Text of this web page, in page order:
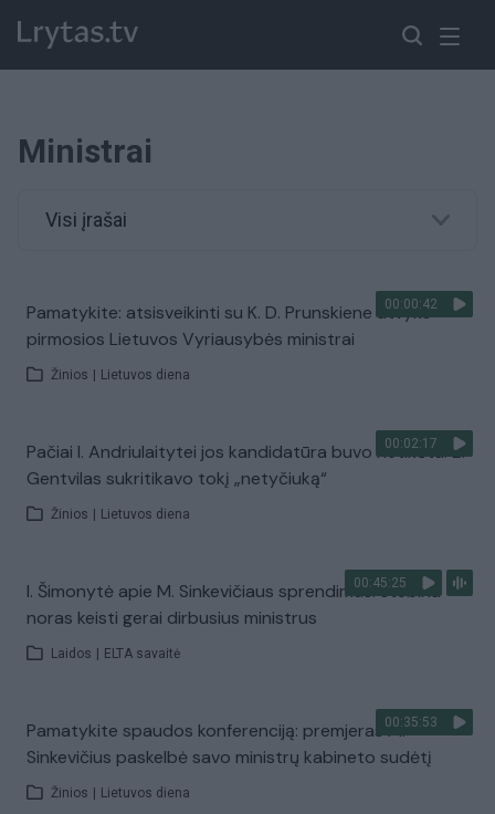
Ministrai
Visi įrašai
00:00:42
Pamatykite: atsisveikinti su K. D. Prunskiene atvyko
pirmosios Lietuvos Vyriausybės ministrai
Žinios Lietuvos diena
00:02:17
Pačiai I. Andriulaitytei jos kandidatūra buvo netikėta: E.
Gentvilas sukritikavo tokį „netyčiuką“
Žinios Lietuvos diena
00:45:25
I. Šimonytė apie M. Sinkevičiaus sprendimus: stebina
noras keisti gerai dirbusius ministrus
Laidos ELTA savaitė
00:35:53
Pamatykite spaudos konferenciją: premjeras M.
Sinkevičius paskelbė savo ministrų kabineto sudėtį
Žinios Lietuvos diena